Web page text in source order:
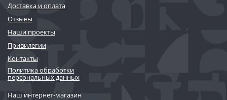
Доставка и оплата
Отзывы
Наши проекты
Привилегии
Контакты
Политика обработки
персональных данных
Наш интернет-магазин